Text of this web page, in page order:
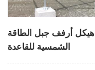
هيكل أرفف جبل الطاقة
الشمسية للقاعدة